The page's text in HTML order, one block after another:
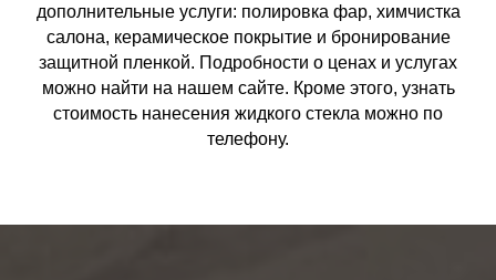
дополнительные услуги: полировка фар, химчистка
салона, керамическое покрытие и бронирование
защитной пленкой. Подробности о ценах и услугах
можно найти на нашем сайте. Кроме этого, узнать
стоимость нанесения жидкого стекла можно по
телефону.